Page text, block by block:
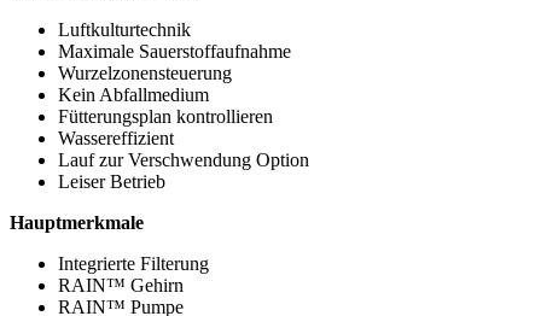
Luftkulturtechnik
Maximale Sauerstoffaufnahme
Wurzelzonensteuerung
Kein Abfallmedium
Fütterungsplan kontrollieren
Wassereffizient
Lauf zur Verschwendung Option
Leiser Betrieb
Hauptmerkmale
Integrierte Filterung
RAIN™ Gehirn
RAIN™ Pumpe